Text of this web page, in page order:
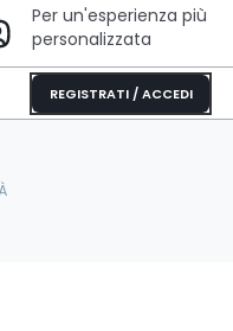
Per un'esperienza più
personalizzata
REGISTRATI / ACCEDI